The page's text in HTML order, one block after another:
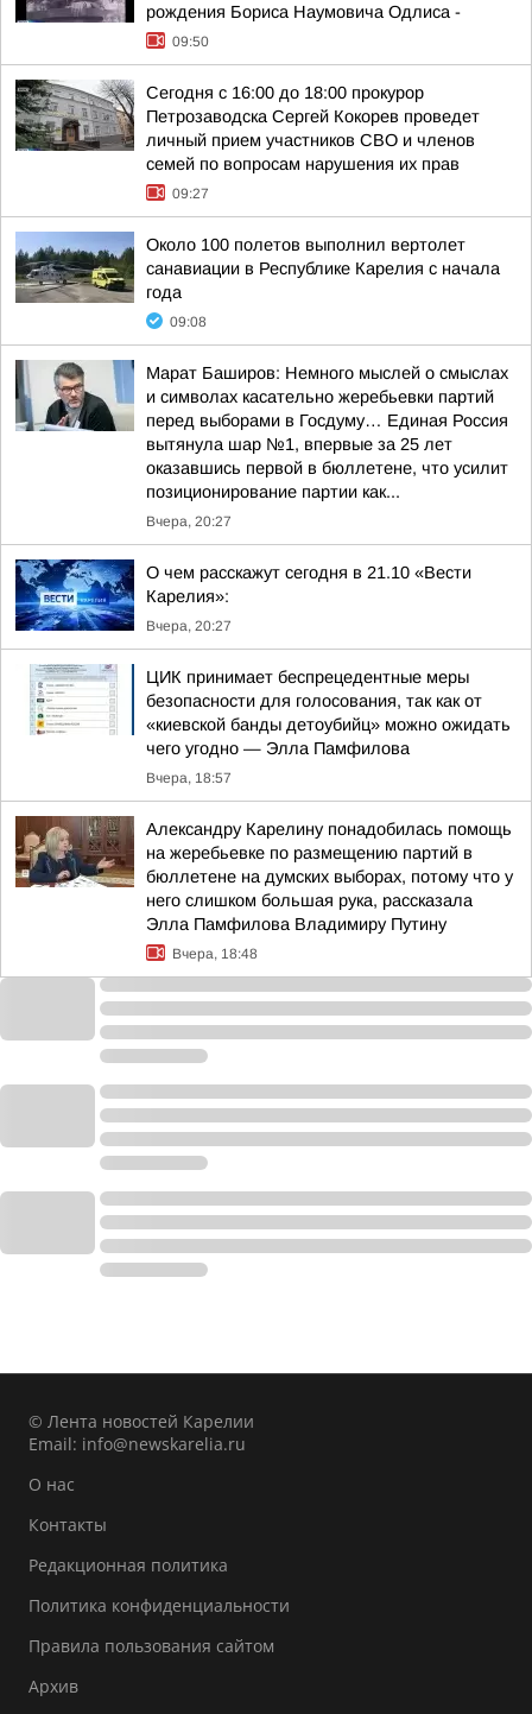
рождения Бориса Наумовича Одлиса -
09:50
Сегодня с 16:00 до 18:00 прокурор
Петрозаводска Сергей Кокорев проведет
личный прием участников СВО и членов
семей по вопросам нарушения их прав
09:27
Около 100 полетов выполнил вертолет
санавиации в Республике Карелия с начала
года
09:08
Марат Баширов: Немного мыслей о смыслах
и символах касательно жеребьевки партий
перед выборами в Госдуму… Единая Россия
вытянула шар №1, впервые за 25 лет
оказавшись первой в бюллетене, что усилит
позиционирование партии как...
Вчера, 20:27
О чем расскажут сегодня в 21.10 «Вести
Карелия»:
Вчера, 20:27
ЦИК принимает беспрецедентные меры
безопасности для голосования, так как от
«киевской банды детоубийц» можно ожидать
чего угодно — Элла Памфилова
Вчера, 18:57
Александру Карелину понадобилась помощь
на жеребьевке по размещению партий в
бюллетене на думских выборах, потому что у
него слишком большая рука, рассказала
Элла Памфилова Владимиру Путину
Вчера, 18:48
© Лента новостей Карелии
Email: info@newskarelia.ru
О нас
Контакты
Редакционная политика
Политика конфиденциальности
Правила пользования сайтом
Архив